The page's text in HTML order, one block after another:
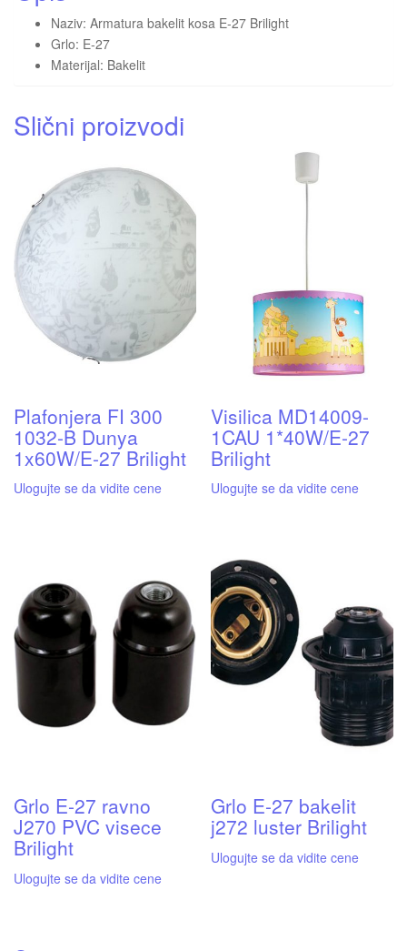
Naziv: Armatura bakelit kosa E-27 Brilight
Grlo: E-27
Materijal: Bakelit
Slični proizvodi
Plafonjera FI 300
1032-B Dunya
1x60W/E-27 Brilight
Ulogujte se da vidite cene
Visilica MD14009-
1CAU 1*40W/E-27
Brilight
Ulogujte se da vidite cene
Grlo E-27 ravno
J270 PVC visece
Brilight
Ulogujte se da vidite cene
Grlo E-27 bakelit
j272 luster Brilight
Ulogujte se da vidite cene